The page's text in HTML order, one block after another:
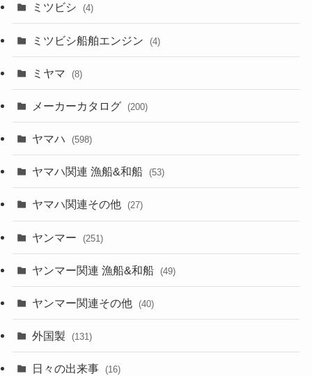
ミツビシ (4)
ミツビシ船舶エンジン (4)
ミヤマ (8)
メーカーカタログ (200)
ヤマハ (598)
ヤマハ関連 漁船&和船 (53)
ヤマハ関連その他 (27)
ヤンマー (251)
ヤンマー関連 漁船&和船 (49)
ヤンマー関連その他 (40)
外国製 (131)
日々の出来事 (16)